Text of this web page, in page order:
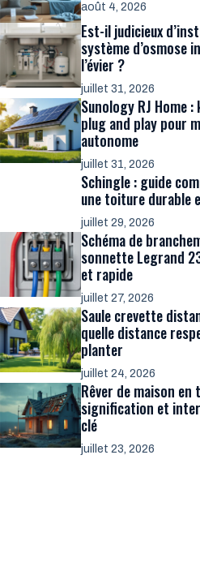
août 4, 2026
Est-il judicieux
système d’osmose
l’évier ?
juillet 31, 2026
Sunology RJ Home
plug and play pour
autonome
juillet 31, 2026
Schingle : guide
une toiture durable
juillet 29, 2026
Schéma de
sonnette Legrand
et rapide
juillet 27, 2026
Saule crevette
quelle distance
planter
juillet 24, 2026
Rêver de maison en
signification et
clé
juillet 23, 2026